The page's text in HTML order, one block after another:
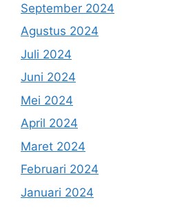
September 2024
Agustus 2024
Juli 2024
Juni 2024
Mei 2024
April 2024
Maret 2024
Februari 2024
Januari 2024